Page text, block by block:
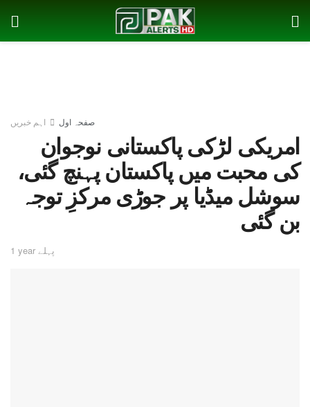
صفحہ اول اہم خبریں
امریکی لڑکی پاکستانی نوجوان
کی محبت میں پاکستان پہنچ گئی،
سوشل میڈیا پر جوڑی مرکزِ توجہ
بن گئی
1 year پہلے